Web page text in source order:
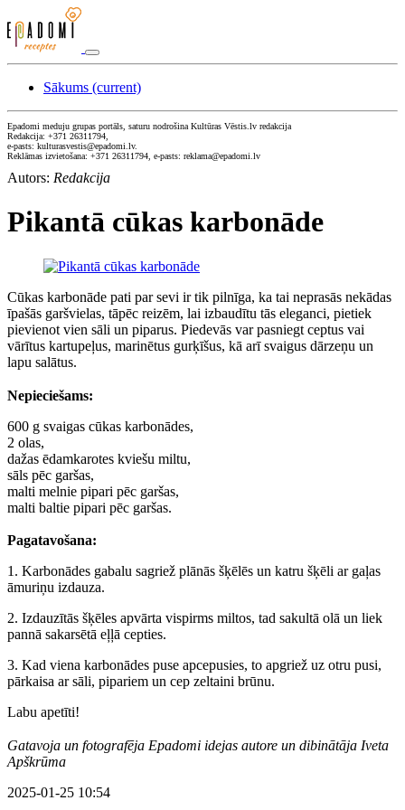
Sākums (current)
Epadomi meduju grupas portāls, saturu nodrošina Kultūras Vēstis.lv redakcija
Redakcija: +371 26311794,
e-pasts: kulturasvestis@epadomi.lv.
Reklāmas izvietošana: +371 26311794, e-pasts: reklama@epadomi.lv
Autors: Redakcija
Pikantā cūkas karbonāde
Cūkas karbonāde pati par sevi ir tik pilnīga, ka tai neprasās nekādas
īpašās garšvielas, tāpēc reizēm, lai izbaudītu tās eleganci, pietiek
pievienot vien sāli un piparus. Piedevās var pasniegt ceptus vai
vārītus kartupeļus, marinētus gurķīšus, kā arī svaigus dārzeņu un
lapu salātus.
Nepieciešams:
600 g svaigas cūkas karbonādes,
2 olas,
dažas ēdamkarotes kviešu miltu,
sāls pēc garšas,
malti melnie pipari pēc garšas,
malti baltie pipari pēc garšas.
Pagatavošana:
1. Karbonādes gabalu sagriež plānās šķēlēs un katru šķēli ar gaļas
āmuriņu izdauza.
2. Izdauzītās šķēles apvārta vispirms miltos, tad sakultā olā un liek
pannā sakarsētā eļļā cepties.
3. Kad viena karbonādes puse apcepusies, to apgriež uz otru pusi,
pārkaisa ar sāli, pipariem un cep zeltaini brūnu.
Labu apetīti!
Gatavoja un fotografēja Epadomi idejas autore un dibinātāja Iveta
Apškrūma
2025-01-25 10:54